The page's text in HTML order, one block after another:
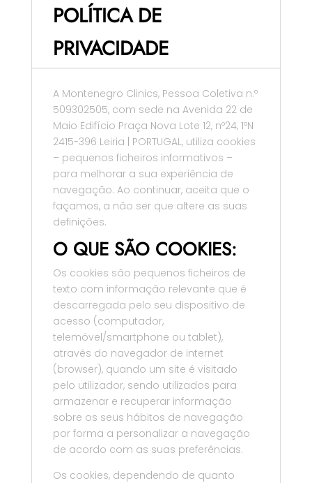
POLÍTICA DE
PRIVACIDADE
A Montenegro Clinics, Pessoa Coletiva n.º
509302505, com sede na Avenida 22 de
Maio Edifício Praça Nova Lote 12, nº24, 1ºN
2415-396 Leiria | PORTUGAL, utiliza cookies
– pequenos ficheiros informativos –
para melhorar a sua experiência de
navegação. Ao continuar, aceita que o
façamos, a não ser que altere as suas
definições.
O QUE SÃO COOKIES:
Os cookies são pequenos ficheiros de
texto com informação relevante que é
descarregada pelo seu dispositivo de
acesso (computador,
telemóvel/smartphone ou tablet),
através do navegador de internet
(browser), quando um site é visitado
pelo utilizador, sendo utilizados para
armazenar e recuperar informação
sobre os seus hábitos de navegação
por forma a personalizar a navegação
de acordo com as suas preferências.
Os cookies, dependendo de quanto